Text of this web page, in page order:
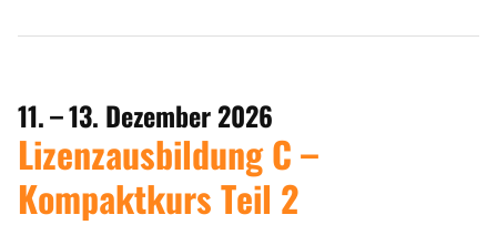
11. – 13. Dezember 2026
Lizenzausbildung C –
Kompaktkurs Teil 2